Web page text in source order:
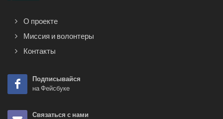
О проекте
Миссия и волонтеры
Контакты
Подписывайся
на Фейсбуке
Связаться с нами